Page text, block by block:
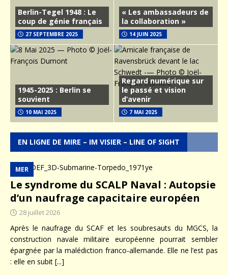
Berlin-Tegel 1948 : Le
coup de génie français
27 SEPTEMBRE 2025
« Les ambassadeurs de
la collaboration »
14 JUIN 2025
1945-2025 : Berlin se
souvient
10 MAI 2025
Regard numérique sur
le passé et vision
d’avenir
7 MAI 2025
EN LIGNE DE MIRE – IM VISIER – LINE OF SIGHT
Le syndrome du SCALP Naval : Autopsie
d’un naufrage capacitaire européen
MER
28 juillet 2026
Après le naufrage du SCAF et les soubresauts du MGCS, la
construction navale militaire européenne pourrait sembler
épargnée par la malédiction franco-allemande. Elle ne l’est pas
: elle en subit [...]